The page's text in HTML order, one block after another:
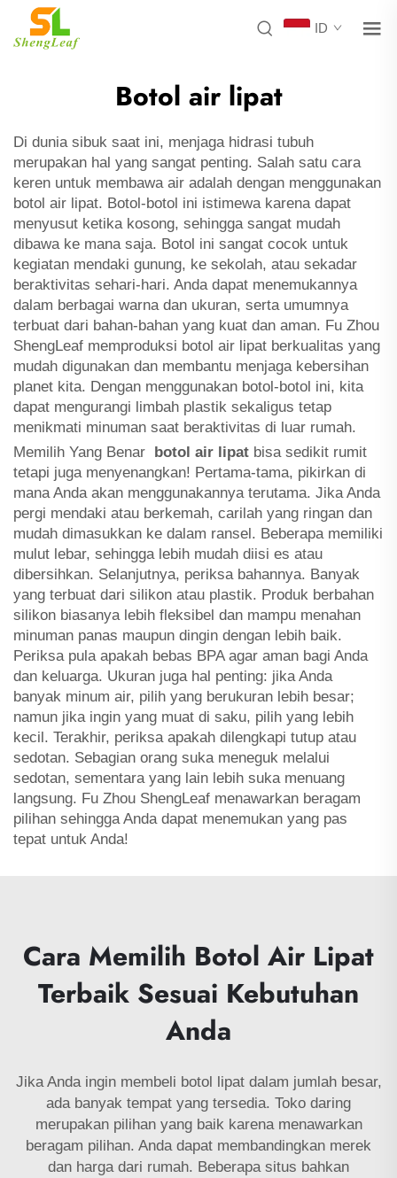
ID
Botol air lipat
Di dunia sibuk saat ini, menjaga hidrasi tubuh
merupakan hal yang sangat penting. Salah satu cara
keren untuk membawa air adalah dengan menggunakan
botol air lipat. Botol-botol ini istimewa karena dapat
menyusut ketika kosong, sehingga sangat mudah
dibawa ke mana saja. Botol ini sangat cocok untuk
kegiatan mendaki gunung, ke sekolah, atau sekadar
beraktivitas sehari-hari. Anda dapat menemukannya
dalam berbagai warna dan ukuran, serta umumnya
terbuat dari bahan-bahan yang kuat dan aman. Fu Zhou
ShengLeaf memproduksi botol air lipat berkualitas yang
mudah digunakan dan membantu menjaga kebersihan
planet kita. Dengan menggunakan botol-botol ini, kita
dapat mengurangi limbah plastik sekaligus tetap
menikmati minuman saat beraktivitas di luar rumah.
Memilih Yang Benar botol air lipat bisa sedikit rumit
tetapi juga menyenangkan! Pertama-tama, pikirkan di
mana Anda akan menggunakannya terutama. Jika Anda
pergi mendaki atau berkemah, carilah yang ringan dan
mudah dimasukkan ke dalam ransel. Beberapa memiliki
mulut lebar, sehingga lebih mudah diisi es atau
dibersihkan. Selanjutnya, periksa bahannya. Banyak
yang terbuat dari silikon atau plastik. Produk berbahan
silikon biasanya lebih fleksibel dan mampu menahan
minuman panas maupun dingin dengan lebih baik.
Periksa pula apakah bebas BPA agar aman bagi Anda
dan keluarga. Ukuran juga hal penting: jika Anda
banyak minum air, pilih yang berukuran lebih besar;
namun jika ingin yang muat di saku, pilih yang lebih
kecil. Terakhir, periksa apakah dilengkapi tutup atau
sedotan. Sebagian orang suka meneguk melalui
sedotan, sementara yang lain lebih suka menuang
langsung. Fu Zhou ShengLeaf menawarkan beragam
pilihan sehingga Anda dapat menemukan yang pas
tepat untuk Anda!
Cara Memilih Botol Air Lipat
Terbaik Sesuai Kebutuhan
Anda
Jika Anda ingin membeli botol lipat dalam jumlah besar,
ada banyak tempat yang tersedia. Toko daring
merupakan pilihan yang baik karena menawarkan
beragam pilihan. Anda dapat membandingkan merek
dan harga dari rumah. Beberapa situs bahkan